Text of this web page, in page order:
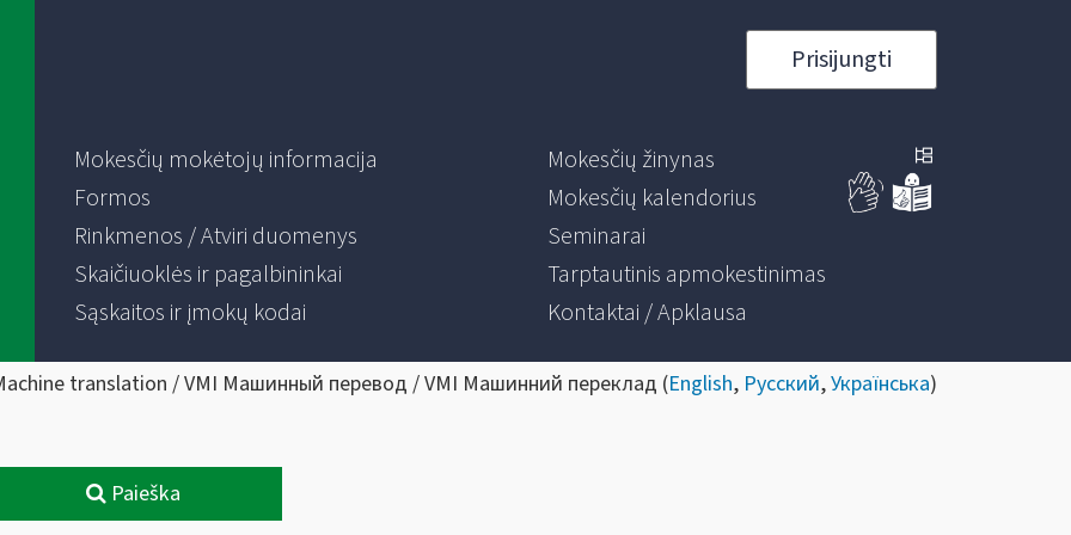
Prisijungti
Mokesčių mokėtojų informacija
Formos
Rinkmenos / Atviri duomenys
Skaičiuoklės ir pagalbininkai
Sąskaitos ir įmokų kodai
Mokesčių žinynas
Mokesčių kalendorius
Seminarai
Tarptautinis apmokestinimas
Kontaktai / Apklausa
translation / VMI Машинный перевод / VMI Машинний переклад (English, Русский,Українська)
Paieška